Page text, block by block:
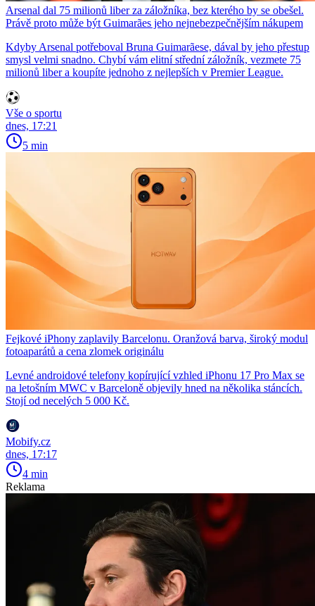
Arsenal dal 75 milionů liber za záložníka, bez kterého by se obešel.
Právě proto může být Guimarães jeho nejnebezpečnějším nákupem
Kdyby Arsenal potřeboval Bruna Guimarãese, dával by jeho přestup
smysl velmi snadno. Chybí vám elitní střední záložník, vezmete 75
milionů liber a koupíte jednoho z nejlepších v Premier League.
Vše o sportu
dnes, 17:21
5 min
Fejkové iPhony zaplavily Barcelonu. Oranžová barva, široký modul
fotoaparátů a cena zlomek originálu
Levné androidové telefony kopírující vzhled iPhonu 17 Pro Max se
na letošním MWC v Barceloně objevily hned na několika stáncích.
Stojí od necelých 5 000 Kč.
Mobify.cz
dnes, 17:17
4 min
Reklama